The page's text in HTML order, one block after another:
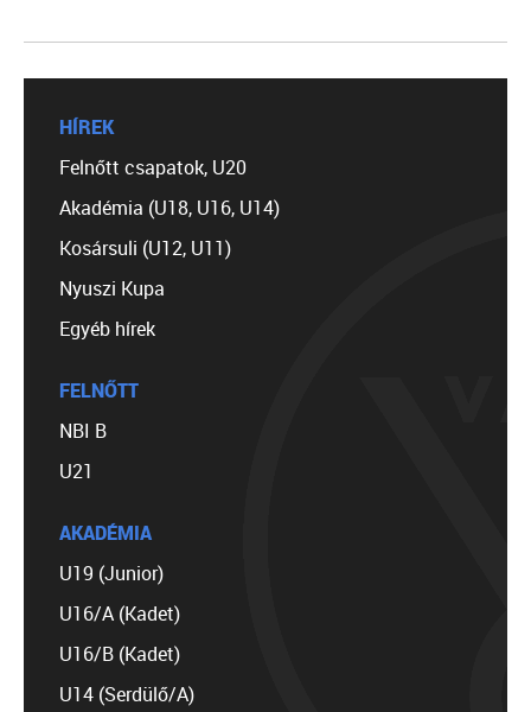
HÍREK
Felnőtt csapatok, U20
Akadémia (U18, U16, U14)
Kosársuli (U12, U11)
Nyuszi Kupa
Egyéb hírek
FELNŐTT
NBI B
U21
AKADÉMIA
U19 (Junior)
U16/A (Kadet)
U16/B (Kadet)
U14 (Serdülő/A)